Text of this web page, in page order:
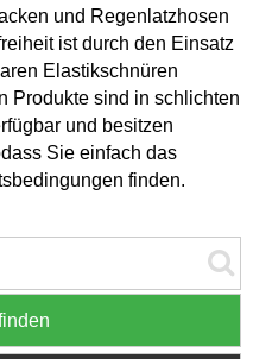
und Regenlatzhosen
ist durch den Einsatz
Elastikschnüren
Produkte sind in schlichten
und besitzen
Sie einfach das
finden.